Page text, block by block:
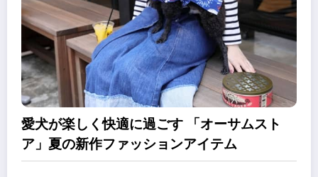
愛犬が楽しく快適に過ごす 「オーサムスト
ア」夏の新作ファッションアイテム